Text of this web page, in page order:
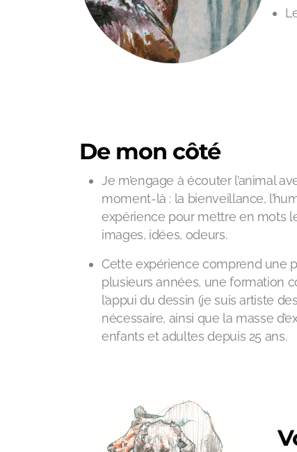
De mon côté
Je m’engage à écouter l’animal
moment-là : la bienveillance,
expérience pour mettre en mots
images, idées, odeurs.
Cette expérience comprend une
plusieurs années, une formation
l’appui du dessin (je suis artiste
nécessaire, ainsi que la masse
enfants et adultes depuis 25 ans.